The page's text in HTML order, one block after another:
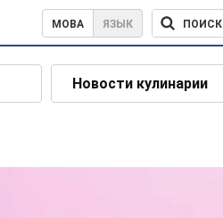
МОВА ЯЗЫК ПОИСК
Новости кулинарии